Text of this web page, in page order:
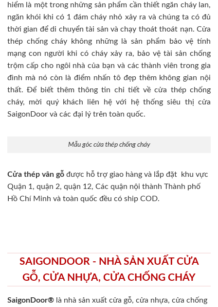
hiểm là một trong những sản phẩm cần thiết ngăn cháy lan,
ngăn khói khi có 1 đám cháy nhỏ xảy ra và chúng ta có đủ
thời gian để di chuyển tài sản và chạy thoát thoát nạn. Cửa
thép chống cháy không những là sản phẩm bảo vệ tính
mạng con người khi có cháy xảy ra, bảo vệ tài sản chống
trộm cấp cho ngôi nhà của bạn và các thành viên trong gia
đình mà nó còn là điểm nhấn tô đẹp thêm không gian nội
thất. Để biết thêm thông tin chi tiết về cửa thép chống
cháy, mời quý khách liên hệ với hệ thống siêu thị cửa
SaigonDoor và các đại lý trên toàn quốc.
Mẫu góc cửa thép chống cháy
Cửa thép vân gỗ được hỗ trợ giao hàng và lắp đặt khu vực
Quận 1, quận 2, quận 12, Các quận nội thành Thành phố
Hồ Chí Minh và toàn quốc đều có ship COD.
SAIGONDOOR - NHÀ SẢN XUẤT CỬA
GỖ, CỬA NHỰA, CỬA CHỐNG CHÁY
SaigonDoor® là nhà sản xuất cửa gỗ, cửa nhựa, cửa chống